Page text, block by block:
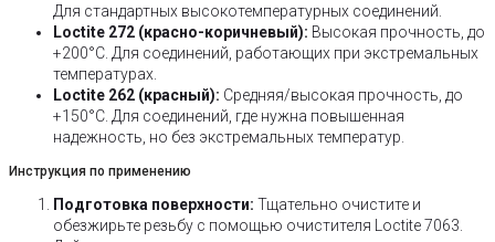
Для стандартных высокотемпературных соединений.
Loctite 272 (красно-коричневый): Высокая прочность, до
+200°C. Для соединений, работающих при экстремальных
температурах.
Loctite 262 (красный): Средняя/высокая прочность, до
+150°C. Для соединений, где нужна повышенная
надежность, но без экстремальных температур.
Инструкция по применению
Подготовка поверхности: Тщательно очистите и
обезжирьте резьбу с помощью очистителя Loctite 7063.